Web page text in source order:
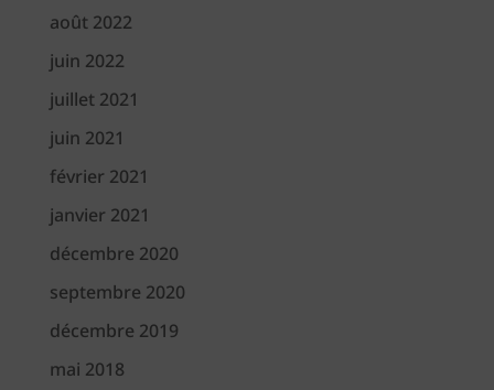
août 2022
juin 2022
juillet 2021
juin 2021
février 2021
janvier 2021
décembre 2020
septembre 2020
décembre 2019
mai 2018